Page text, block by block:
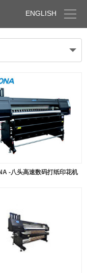
ENGLISH 
-八头高速数码打纸印花机